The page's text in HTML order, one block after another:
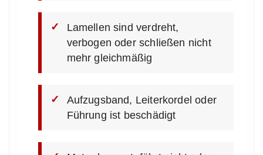
Lamellen sind verdreht,
verbogen oder schließen nicht
mehr gleichmäßig
Aufzugsband, Leiterkordel oder
Führung ist beschädigt